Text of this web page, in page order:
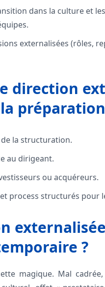
dans la culture et
externalisées (rôles,
direction
la structuration.
au dirigeant.
ou acquéreurs.
process structurés pour
?
magique. Mal